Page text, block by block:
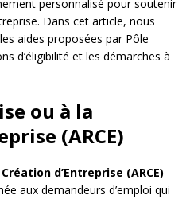
personnalisé pour soutenir
Dans cet article, nous
aides proposées par Pôle
d’éligibilité et les démarches à
ou à la
(ARCE)
d’Entreprise (ARCE)
aux demandeurs d’emploi qui